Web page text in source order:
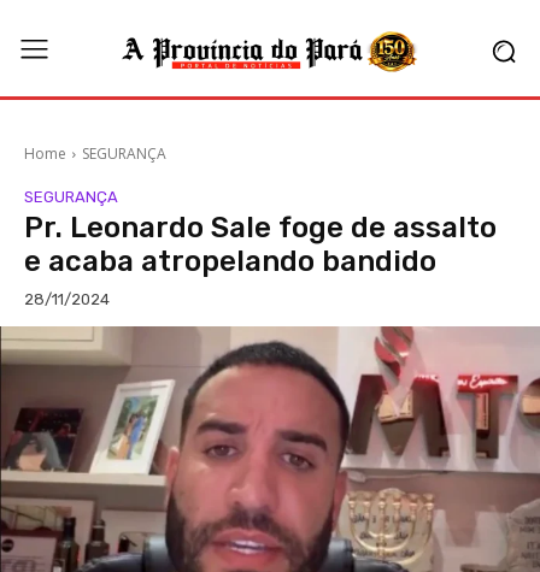
Home SEGURANÇA
SEGURANÇA
Pr. Leonardo Sale foge de assalto
e acaba atropelando bandido
28/11/2024